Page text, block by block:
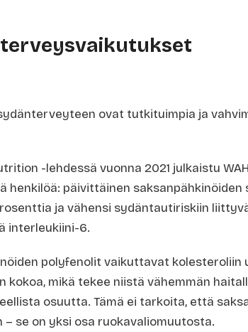
ovat tutkituimpia ja
-lehdessä vuonna 2021 julkaistu
henkilöä: päivittäinen saksanpähkinöiden
ja vähensi sydäntautiriskiin
interleukiini-6.
polyfenolit vaikuttavat kolesteroliin
kokoa, mikä tekee niistä vähemmän
osuutta. Tämä ei tarkoita, että
se on yksi osa ruokavaliomuutosta.